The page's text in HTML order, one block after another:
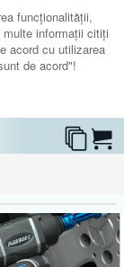
funcţionalităţii,
informaţii citiţi
acord cu utilizarea
de acord"!